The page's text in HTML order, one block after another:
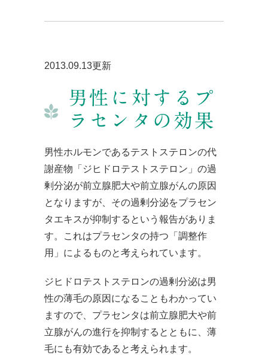
2013.09.13更新
男性に対するプ
ラセンタの効果
男性ホルモンであるテストステロンの代
謝産物「ジヒドロテストステロン」の過
剰分泌が前立腺肥大や前立腺がんの原因
となりますが、その過剰分泌をプラセン
タエキスが抑制するという報告がありま
す。これはプラセンタの持つ「調整作
用」によるものと考えられています。
ジヒドロテストステロンの過剰分泌は男
性の薄毛の原因になることもわかってい
ますので、プラセンタは前立腺肥大や前
立腺がんの進行を抑制するとともに、薄
毛にも有効であると考えられます。